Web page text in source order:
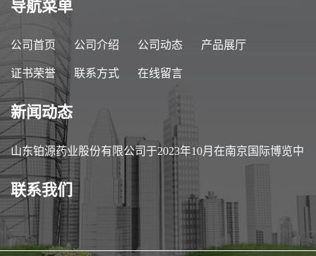
导航菜单
公司首页 公司介绍 公司动态 产品展厅
证书荣誉 联系方式 在线留言
新闻动态
山东铂源药业股份有限公司于2023年10月在南京国际博览中
心参加第89届中国医药原料药/中间体/包装/设备交易会
（API China）
联系我们